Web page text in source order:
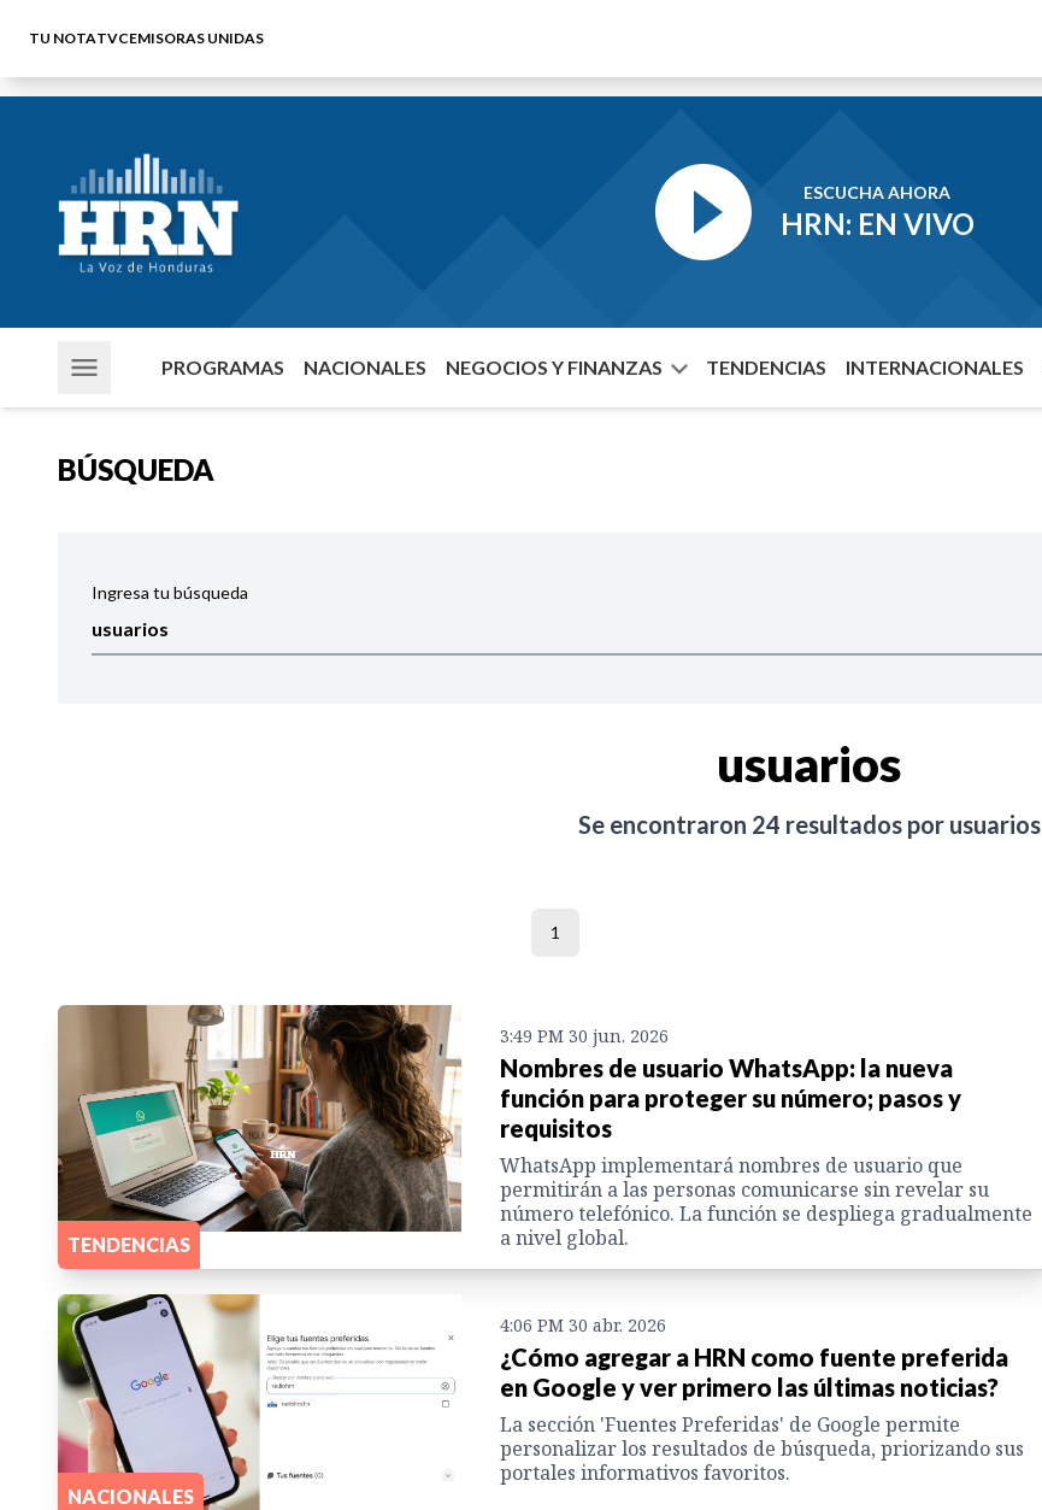
TU NOTATVCEMISORAS UNIDAS
ESCUCHA AHORA
HRN: EN VIVO
PROGRAMAS NACIONALES NEGOCIOS Y FINANZAS TENDENCIAS INTERNACIONALES
BÚSQUEDA
Ingresa tu búsqueda
usuarios
Se encontraron 24 resultados por usuarios
1
TENDENCIAS
3:49 PM 30 jun. 2026
Nombres de usuario WhatsApp: la nueva
función para proteger su número; pasos y
requisitos
WhatsApp implementará nombres de usuario que
permitirán a las personas comunicarse sin revelar su
número telefónico. La función se despliega gradualmente
a nivel global.
NACIONALES
4:06 PM 30 abr. 2026
¿Cómo agregar a HRN como fuente preferida
en Google y ver primero las últimas noticias?
La sección 'Fuentes Preferidas' de Google permite
personalizar los resultados de búsqueda, priorizando sus
portales informativos favoritos.